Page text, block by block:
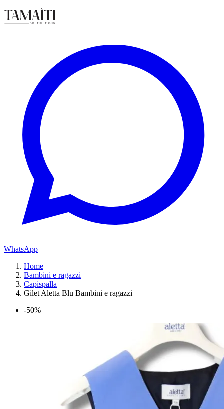
WhatsApp
Home
Bambini e ragazzi
Capispalla
Gilet Aletta Blu Bambini e ragazzi
-50%